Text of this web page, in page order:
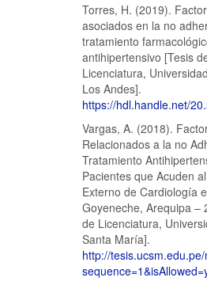
Torres, H. (2019).
asociados en la no
tratamiento
antihipertensivo [Tesis
Licenciatura,
Los Andes].
https://hdl.handle.net/
Vargas, A. (2018).
Relacionados a la no
Tratamiento
Pacientes que Acuden
Externo de Cardiología
Goyeneche, Arequipa –
de Licenciatura,
Santa María].
http://